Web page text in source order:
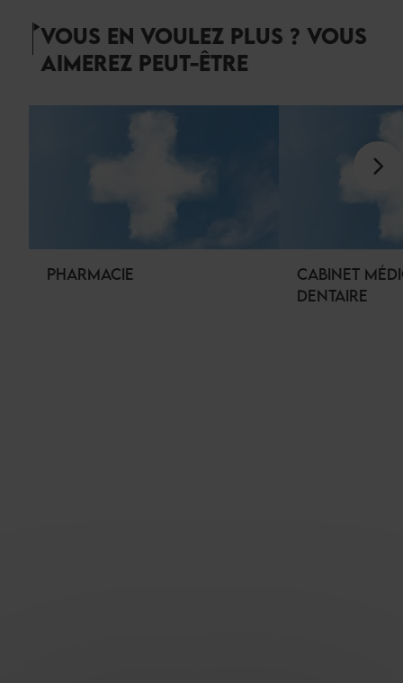
VOUS EN VOULEZ PLUS ? VOUS
AIMEREZ PEUT-ÊTRE
PHARMACIE
CABINET
DENTAIRE